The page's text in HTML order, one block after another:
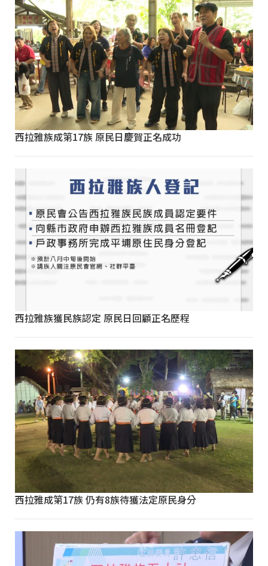
西拉雅族成第17族 原民日慶賀正名成功
西拉雅族獲民族認定 原民日回顧正名歷程
西拉雅成第17族 仍有8族待獲法定原民身分